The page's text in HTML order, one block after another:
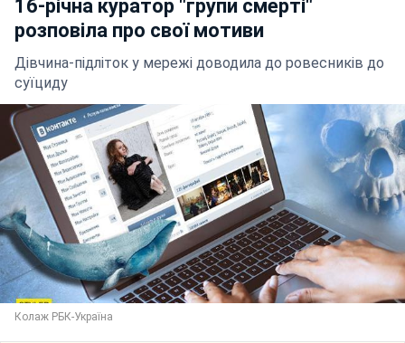
16-річна куратор "групи смерті"
розповіла про свої мотиви
Дівчина-підліток у мережі доводила до ровесників до
суїциду
Колаж РБК-Україна